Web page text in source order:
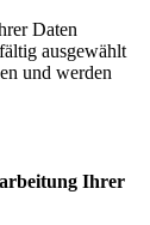
Daten
ausgewählt
und werden
Ihrer